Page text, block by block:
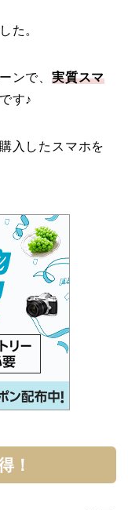
た。
ンで、 実質スマ
す♪
入したスマホを
！